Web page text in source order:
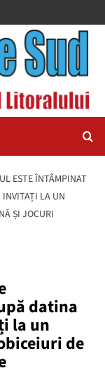
ESTE ÎNTÂMPINAT
LA UN
ȘI JOCURI
datina
la un
de